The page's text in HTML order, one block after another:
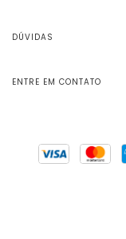
DÚVIDAS
ENTRE EM CONTATO